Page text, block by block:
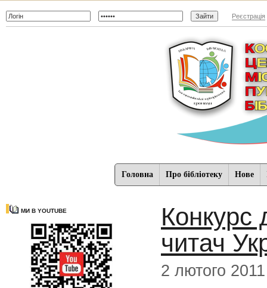
Реєстрація
Головна Про бібліотеку Нове
МИ В YOUTUBE
Конкурс
читач
2 лютого 2011